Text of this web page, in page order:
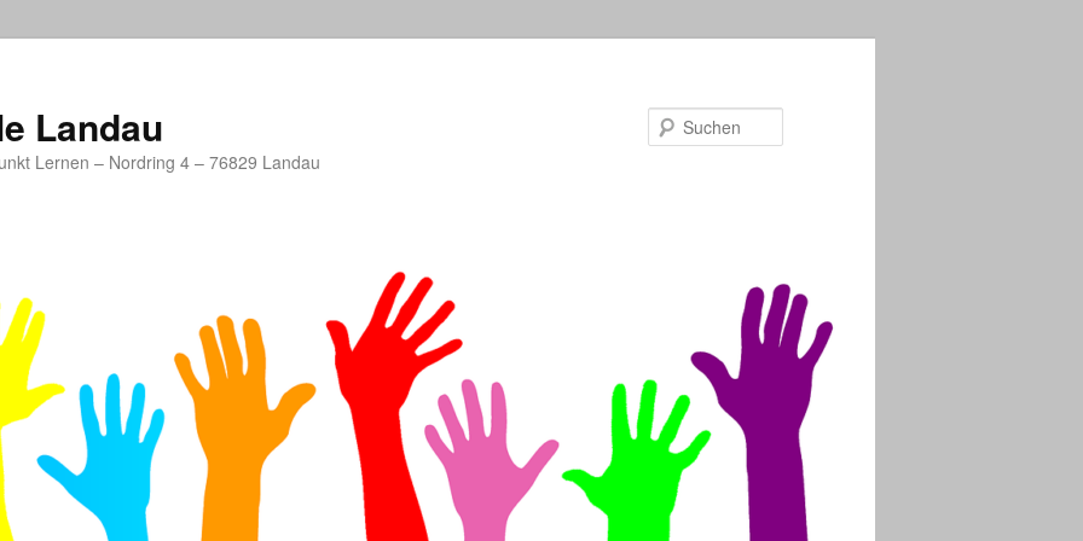
Landau
Lernen – Nordring 4 – 76829 Landau